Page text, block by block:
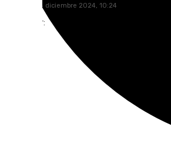
miércoles, 4 diciembre 2024, 10:24
Compartir: